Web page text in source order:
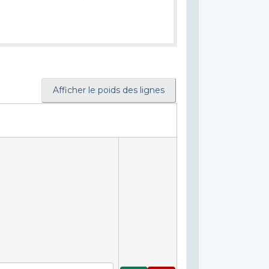
Afficher le poids des lignes